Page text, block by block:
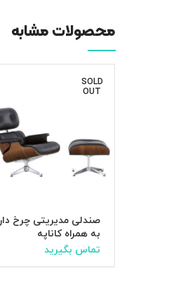
محصولات مشابه
SOLD
OUT
صندلی مدیریتی چرخ دار
به همراه کاناپه
تماس بگیرید